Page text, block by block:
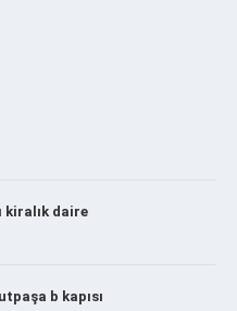
kiralık daire
b kapısı